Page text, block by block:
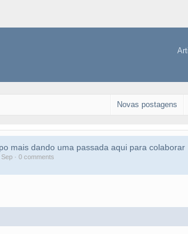
Novas postagens
mais dando uma passada aqui para colaborar
· 0 comments